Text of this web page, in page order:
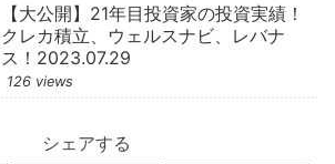
【大公開】21年目投資家の投資実績！
クレカ積立、ウェルスナビ、レバナ
ス！2023.07.29
126 views
シェアする